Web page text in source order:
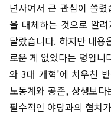
년사여서 큰 관심이 쏠
을 대체하는 것으로 알
달랐습니다. 하지만 내용
로운 게 없었다는 평입니
와 3대 개혁'에 치우친
노동계와 공존, 상생보
필수적인 야당과의 협치